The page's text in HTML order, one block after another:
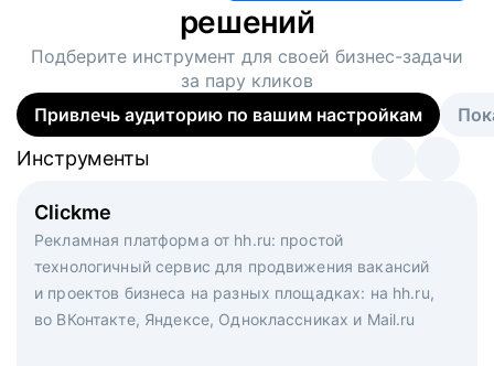
решений
Подберите инструмент для своей бизнес-задачи
за пару кликов
Привлечь аудиторию по вашим настройкам
Clickme
Рекламная платформа от hh.ru: простой
технологичный сервис для продвижения вакансий
и проектов бизнеса на разных площадках: на hh.ru,
во ВКонтакте, Яндексе, Одноклассниках и Mail.ru
Инструменты
Вакансия дня
Рекламный формат для вакансий на главной странице
hh.ru. Увеличивает количество откликов
Инструменты
Массовый подбор под ключ. Решите, сколько
кандидатов и когда вам нужно, и за дело возьмутся
маркетологи, рекрутеры и проектные менеджеры
hh.ru с целым набором digital-инструментов
Инструменты